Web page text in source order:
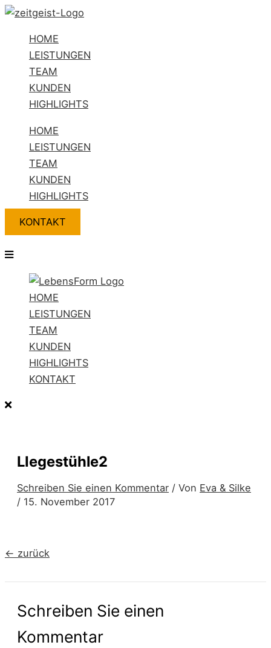
Zum
springen
HOME
LEISTUNGEN
TEAM
KUNDEN
HIGHLIGHTS
HOME
LEISTUNGEN
TEAM
KUNDEN
HIGHLIGHTS
KONTAKT
Flyout
HOME
LEISTUNGEN
TEAM
KUNDEN
HIGHLIGHTS
KONTAKT
LIegestühle2
Schreiben Sie einen Kommentar / Von Eva & Silke
/ 15. November 2017
← zurück
Schreiben Sie einen
Kommentar
Name*
E-
Adresse*
Website